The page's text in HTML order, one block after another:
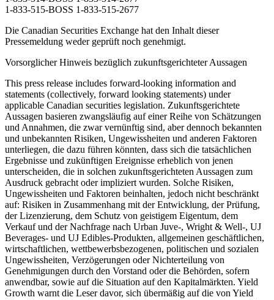
1-833-515-BOSS 1-833-515-2677
Die Canadian Securities Exchange hat den Inhalt dieser
Pressemeldung weder geprüft noch genehmigt.
Vorsorglicher Hinweis bezüglich zukunftsgerichteter Aussagen
This press release includes forward-looking information and
statements (collectively, forward looking statements) under
applicable Canadian securities legislation. Zukunftsgerichtete
Aussagen basieren zwangsläufig auf einer Reihe von Schätzungen
und Annahmen, die zwar vernünftig sind, aber dennoch bekannten
und unbekannten Risiken, Ungewissheiten und anderen Faktoren
unterliegen, die dazu führen könnten, dass sich die tatsächlichen
Ergebnisse und zukünftigen Ereignisse erheblich von jenen
unterscheiden, die in solchen zukunftsgerichteten Aussagen zum
Ausdruck gebracht oder impliziert wurden. Solche Risiken,
Ungewissheiten und Faktoren beinhalten, jedoch nicht beschränkt
auf: Risiken in Zusammenhang mit der Entwicklung, der Prüfung,
der Lizenzierung, dem Schutz von geistigem Eigentum, dem
Verkauf und der Nachfrage nach Urban Juve-, Wright & Well-, UJ
Beverages- und UJ Edibles-Produkten, allgemeinen geschäftlichen,
wirtschaftlichen, wettbewerbsbezogenen, politischen und sozialen
Ungewissheiten, Verzögerungen oder Nichterteilung von
Genehmigungen durch den Vorstand oder die Behörden, sofern
anwendbar, sowie auf die Situation auf den Kapitalmärkten. Yield
Growth warnt die Leser davor, sich übermäßig auf die von Yield